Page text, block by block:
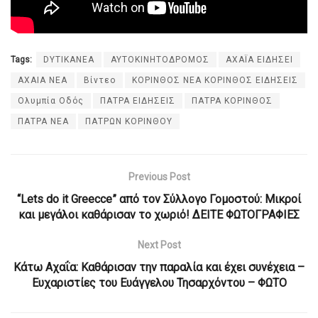
Tags: DYTIKANEA ΑΥΤΟΚΙΝΗΤΟΔΡΟΜΟΣ ΑΧΑΪΑ ΕΙΔΗΣΕΙ
ΑΧΑΙΑ ΝΕΑ Βίντεο ΚΟΡΙΝΘΟΣ ΝΕΑ ΚΟΡΙΝΘΟΣ ΕΙΔΗΣΕΙΣ
Ολυμπία Οδός ΠΑΤΡΑ ΕΙΔΗΣΕΙΣ ΠΑΤΡΑ ΚΟΡΙΝΘΟΣ
ΠΑΤΡΑ ΝΕΑ ΠΑΤΡΩΝ ΚΟΡΙΝΘΟΥ
Previous Post
“Lets do it Greecce” από τον Σύλλογο Γομοστού: Μικροί
και μεγάλοι καθάρισαν το χωριό! ΔΕΙΤΕ ΦΩΤΟΓΡΑΦΙΕΣ
Next Post
Κάτω Αχαΐα: Καθάρισαν την παραλία και έχει συνέχεια –
Ευχαριστίες του Ευάγγελου Τησαρχόντου – ΦΩΤΟ